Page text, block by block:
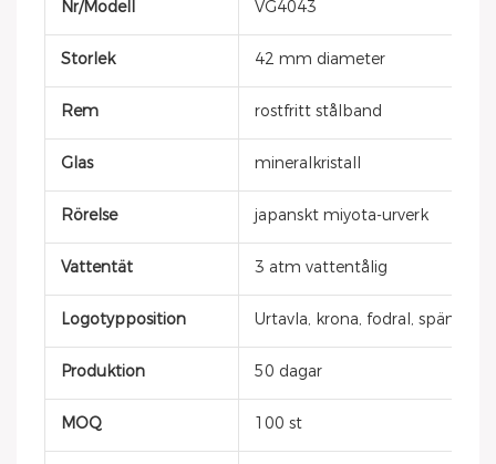
Nr/Modell VG4043
Storlek 42 mm diameter
Rem rostfritt stålband
Glas mineralkristall
Rörelse japanskt miyota-urverk
Vattentät 3 atm vattentålig
Logotypposition Urtavla, krona, fodral, spänne,
Produktion 50 dagar
MOQ 100 st